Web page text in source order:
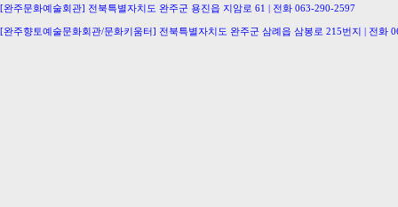
[완주문화예술회관] 전북특별자치도 완주군 용진읍 지암로 61 | 전화 063-290-2597
[완주향토예술문화회관/문화키움터] 전북특별자치도 완주군 삼례읍 삼봉로 215번지 | 전화